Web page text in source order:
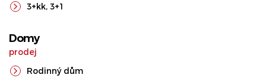
3+kk, 3+1
Domy
prodej
Rodinný dům